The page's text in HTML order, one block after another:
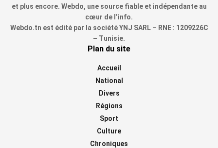
et plus encore. Webdo, une source fiable et indépendante au
cœur de l’info.
Webdo.tn est édité par la société YNJ SARL – RNE : 1209226C
– Tunisie.
Plan du site
Accueil
National
Divers
Régions
Sport
Culture
Chroniques